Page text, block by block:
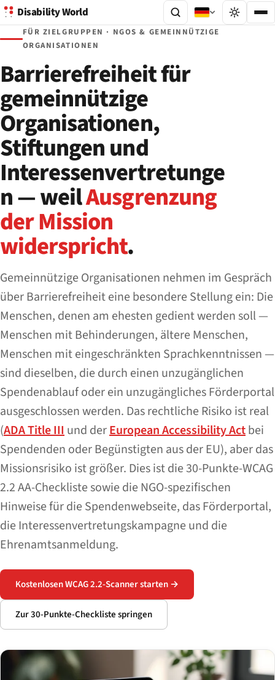
Disability World
FÜR ZIELGRUPPEN · NGOS & GEMEINNÜTZIGE
ORGANISATIONEN
Barrierefreiheit für
gemeinnützige
Organisationen,
Stiftungen und
Interessenvertretunge
n — weilAusgrenzung
der Mission
widerspricht.
Gemeinnützige Organisationen nehmen im Gespräch
über Barrierefreiheit eine besondere Stellung ein: Die
Menschen, denen am ehesten gedient werden soll —
Menschen mit Behinderungen, ältere Menschen,
Menschen mit eingeschränkten Sprachkenntnissen —
sind dieselben, die durch einen unzugänglichen
Spendenablauf oder ein unzugängliches Förderportal
ausgeschlossen werden. Das rechtliche Risiko ist real
(ADA Title IIIund derEuropean Accessibility Actbei
Spendenden oder Begünstigten aus der EU), aber das
Missionsrisiko ist größer. Dies ist die 30-Punkte-WCAG
2.2 AA-Checkliste sowie die NGO-spezifischen
Hinweise für die Spendenwebseite, das Förderportal,
die Interessenvertretungskampagne und die
Ehrenamtsanmeldung.
Kostenlosen WCAG 2.2-Scanner starten →
Zur 30-Punkte-Checkliste springen